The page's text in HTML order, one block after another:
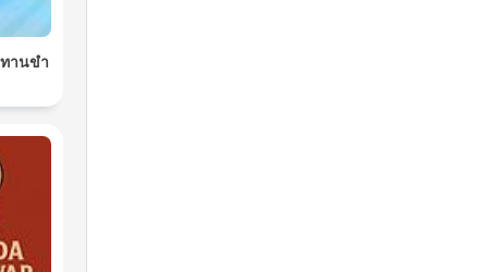
านขำ